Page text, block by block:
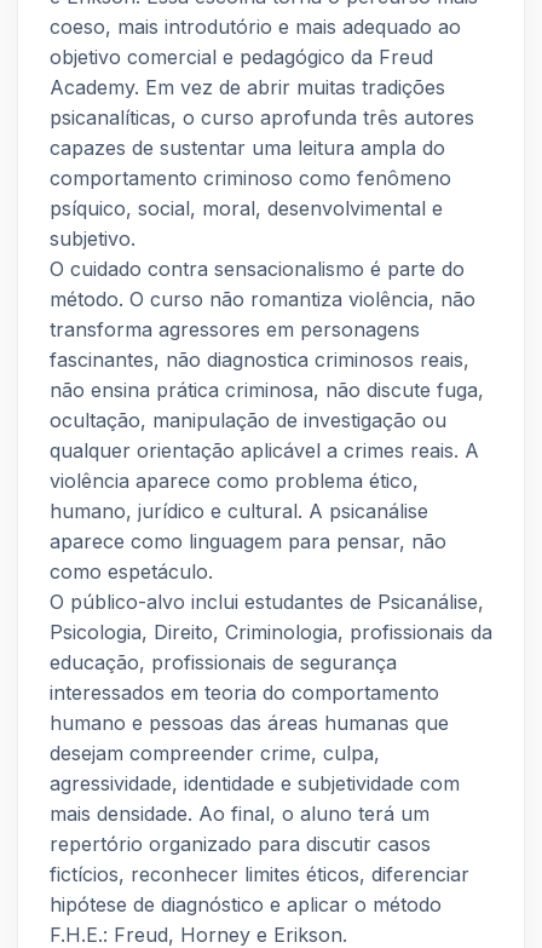
coeso, mais introdutório e mais adequado ao
objetivo comercial e pedagógico da Freud
Academy. Em vez de abrir muitas tradições
psicanalíticas, o curso aprofunda três autores
capazes de sustentar uma leitura ampla do
comportamento criminoso como fenômeno
psíquico, social, moral, desenvolvimental e
subjetivo.
O cuidado contra sensacionalismo é parte do
método. O curso não romantiza violência, não
transforma agressores em personagens
fascinantes, não diagnostica criminosos reais,
não ensina prática criminosa, não discute fuga,
ocultação, manipulação de investigação ou
qualquer orientação aplicável a crimes reais. A
violência aparece como problema ético,
humano, jurídico e cultural. A psicanálise
aparece como linguagem para pensar, não
como espetáculo.
O público-alvo inclui estudantes de Psicanálise,
Psicologia, Direito, Criminologia, profissionais da
educação, profissionais de segurança
interessados em teoria do comportamento
humano e pessoas das áreas humanas que
desejam compreender crime, culpa,
agressividade, identidade e subjetividade com
mais densidade. Ao final, o aluno terá um
repertório organizado para discutir casos
fictícios, reconhecer limites éticos, diferenciar
hipótese de diagnóstico e aplicar o método
F.H.E.: Freud, Horney e Erikson.